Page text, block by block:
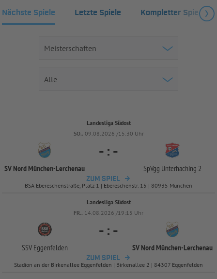
Nächste Spiele Letzte Spiele Kompletter Spielplan
Landesliga Südost
SO.. 09.08.2026 /15:30 Uhr
SV Nord München-Lerchenau
- : -
SpVgg Unterhaching 2
ZUM SPIEL
BSA Ebereschenstraße, Platz 1 | Ebereschenstr. 15 | 80935 München
Landesliga Südost
FR.. 14.08.2026 /19:15 Uhr
SSV Eggenfelden
- : -
SV Nord München-Lerchenau
ZUM SPIEL
Stadion an der Birkenallee Eggenfelden | Birkenallee 2 | 84307 Eggenfelden